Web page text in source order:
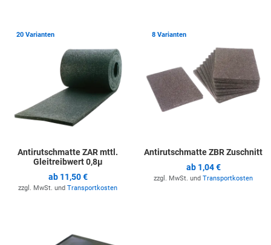
20 Varianten Zur Merkliste hinzufügen
Antirutschmatte ZAR mttl.
Gleitreibwert 0,8µ
ab 11,50 €
zzgl. MwSt. und Transportkosten
8 Varianten
Antirutschmatte ZBR Zuschnitt
ab 1,04 €
zzgl. MwSt. und Transportkosten